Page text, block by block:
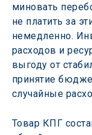
миновать
не платить за
немедленно.
расходов и
выгоду от
принятие
случайные
Товар КПГ